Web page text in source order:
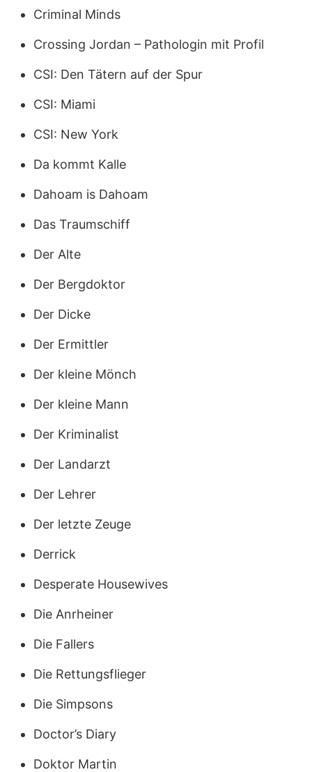
Criminal Minds
Crossing Jordan – Pathologin mit Profil
CSI: Den Tätern auf der Spur
CSI: Miami
CSI: New York
Da kommt Kalle
Dahoam is Dahoam
Das Traumschiff
Der Alte
Der Bergdoktor
Der Dicke
Der Ermittler
Der kleine Mönch
Der kleine Mann
Der Kriminalist
Der Landarzt
Der Lehrer
Der letzte Zeuge
Derrick
Desperate Housewives
Die Anrheiner
Die Fallers
Die Rettungsflieger
Die Simpsons
Doctor’s Diary
Doktor Martin